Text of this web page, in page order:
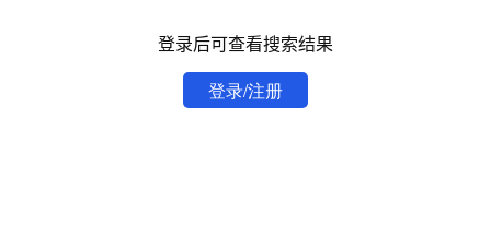
登录后可查看搜索结果
登录/注册